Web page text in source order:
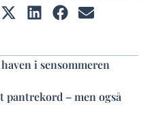
i sensommeren
pantrekord – men også